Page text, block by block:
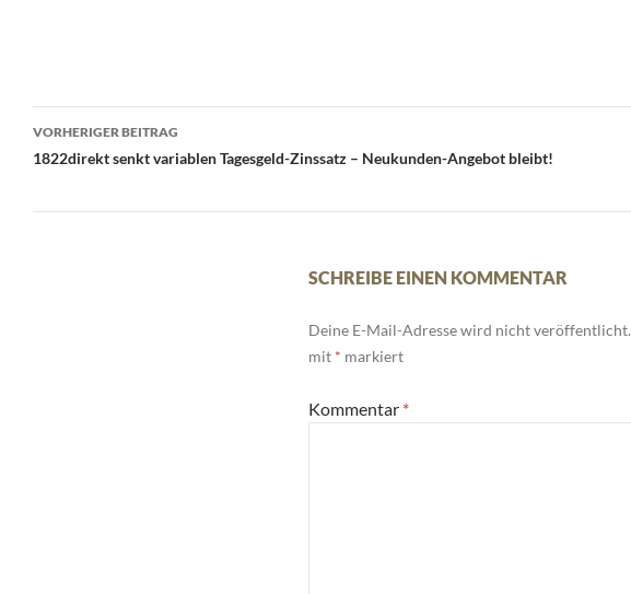
Beitrags-
Navigation
VORHERIGER BEITRAG
1822direkt senkt variablen Tagesgeld-Zinssatz – Neukunden-Angebot bleibt!
SCHREIBE EINEN KOMMENTAR
Deine E-Mail-Adresse wird nicht veröffentlicht.
mit * markiert
Kommentar *